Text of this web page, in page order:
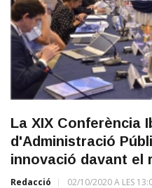
La XIX Conferència
d'Administració
innovació davant el
Redacció 02/10/2020 A LES